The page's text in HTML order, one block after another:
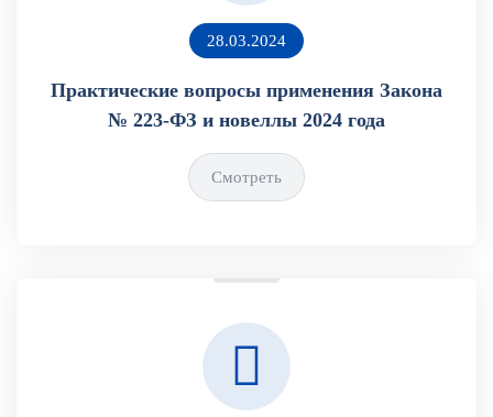
28.03.2024
Практические вопросы применения Закона
№ 223-ФЗ и новеллы 2024 года
Смотреть